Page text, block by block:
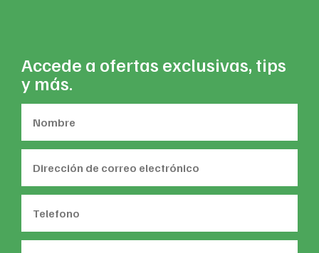
Accede a ofertas exclusivas, tips
y más.